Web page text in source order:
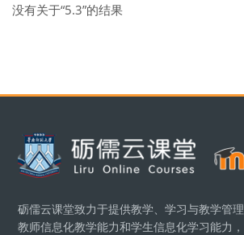
没有关于“5.3”的结果
版块
砺儒云课堂致力于提供教学、学习与教学管
教师信息化教学能力和学生信息化学习能力